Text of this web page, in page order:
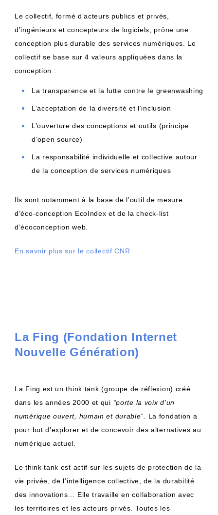
Le collectif, formé d’acteurs publics et privés,
d’ingénieurs et concepteurs de logiciels, prône une
conception plus durable des services numériques. Le
collectif se base sur 4 valeurs appliquées dans la
conception :
La transparence et la lutte contre le greenwashing
L’acceptation de la diversité et l’inclusion
L’ouverture des conceptions et outils (principe
d’open source)
La responsabilité individuelle et collective autour
de la conception de services numériques
Ils sont notamment à la base de l’outil de mesure
d’éco-conception EcoIndex et de la check-list
d’écoconception web.
En savoir plus sur le collectif CNR
La Fing (Fondation Internet
Nouvelle Génération)
La Fing est un think tank (groupe de réflexion) créé
dans les années 2000 et qui “porte la voix d’un
numérique ouvert, humain et durable” . La fondation a
pour but d’explorer et de concevoir des alternatives au
numérique actuel.
Le think tank est actif sur les sujets de protection de la
vie privée, de l’intelligence collective, de la durabilité
des innovations… Elle travaille en collaboration avec
les territoires et les acteurs privés. Toutes les